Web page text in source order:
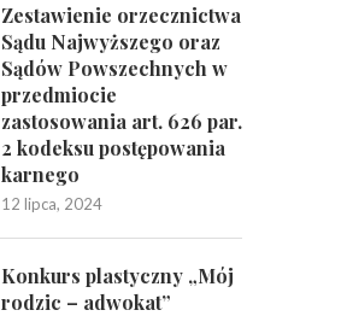
Zestawienie orzecznictwa
Sądu Najwyższego oraz
Sądów Powszechnych w
przedmiocie
zastosowania art. 626 par.
2 kodeksu postępowania
karnego
12 lipca, 2024
Konkurs plastyczny „Mój
rodzic – adwokat”